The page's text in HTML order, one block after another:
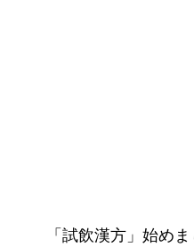
「試飲漢方」始めま